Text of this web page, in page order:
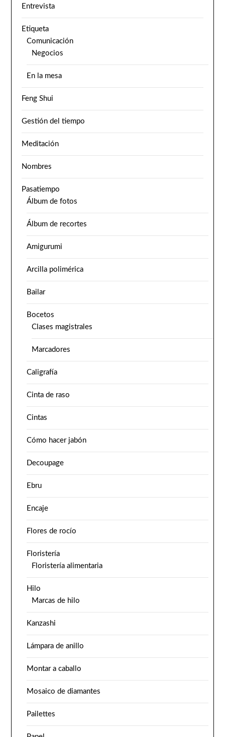
Entrevista
Etiqueta
Comunicación
Negocios
En la mesa
Feng Shui
Gestión del tiempo
Meditación
Nombres
Pasatiempo
Álbum de fotos
Álbum de recortes
Amigurumi
Arcilla polimérica
Bailar
Bocetos
Clases magistrales
Marcadores
Caligrafía
Cinta de raso
Cintas
Cómo hacer jabón
Decoupage
Ebru
Encaje
Flores de rocío
Floristería
Floristería alimentaria
Hilo
Marcas de hilo
Kanzashi
Lámpara de anillo
Montar a caballo
Mosaico de diamantes
Pailettes